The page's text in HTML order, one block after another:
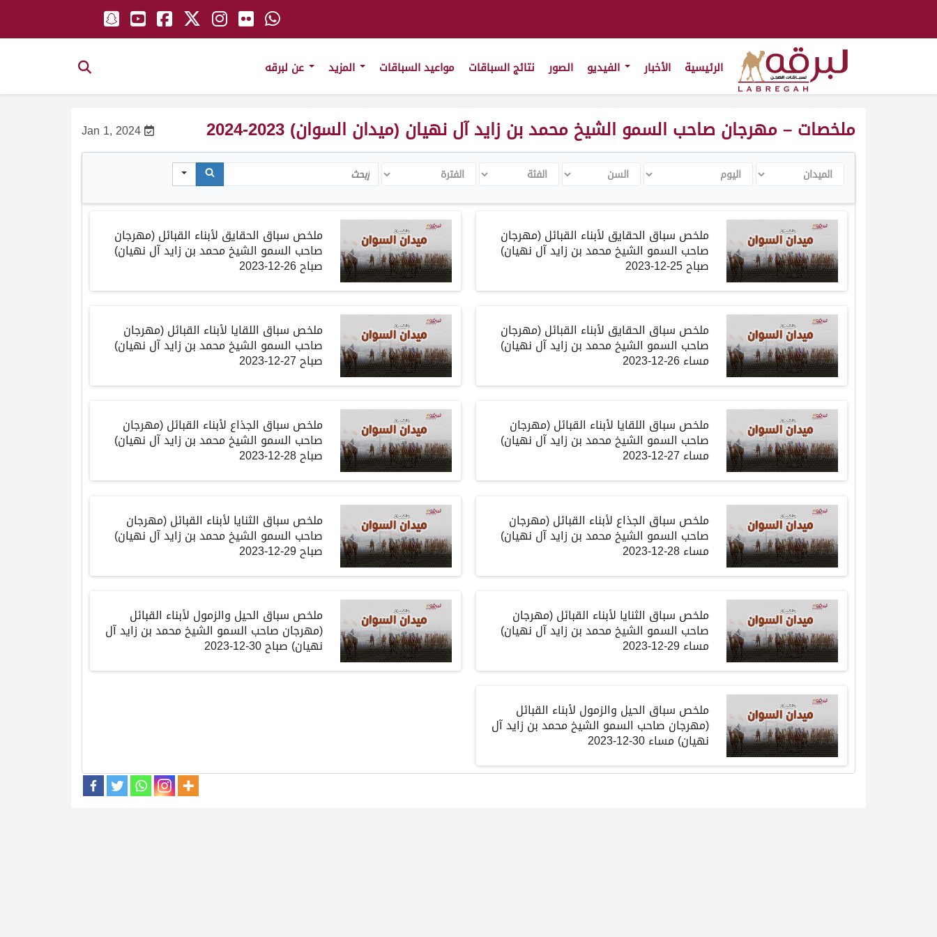
الرئيسية الأخبار الصور نتائج السباقات مواعيد السباقات
Jan 1, 2024 ملخصات – مهرجان صاحب السمو الشيخ محمد بن زايد آل نهيان (ميدان السوان) 2023-2024
الميدان اليوم السن الفئة الفترة Search
ملخص سباق الحقايق لأبناء القبائل(مهرجان
صاحب السمو الشيخمحمدبن زايدآل نهيان)
صباح25-12-2023
ملخص سباق الحقايق لأبناء القبائل(مهرجان
صاحب السمو الشيخمحمدبن زايدآل نهيان)
صباح26-12-2023
ملخص سباق الحقايق لأبناء القبائل(مهرجان
صاحب السمو الشيخمحمدبن زايدآل نهيان)
مساء26-12-2023
ملخص سباق اللقايا لأبناء القبائل(مهرجان
صاحب السمو الشيخمحمدبن زايدآل نهيان)
صباح27-12-2023
ملخص سباق اللقايا لأبناء القبائل(مهرجان
صاحب السمو الشيخمحمدبن زايدآل نهيان)
مساء 27-12-2023
ملخص سباق الجذاع لأبناء القبائل(مهرجان
صاحب السمو الشيخمحمدبن زايدآل نهيان)
صباح28-12-2023
ملخص سباق الجذاع لأبناء القبائل(مهرجان
صاحب السمو الشيخمحمدبن زايدآل نهيان)
مساء28-12-2023
ملخص سباق الثنايا لأبناء القبائل(مهرجان
صاحب السمو الشيخمحمدبن زايدآل نهيان)
صباح29-12-2023
ملخص سباق الثنايا لأبناء القبائل(مهرجان
صاحب السمو الشيخمحمدبن زايدآل نهيان)
مساء29-12-2023
ملخص سباق الحيل والزمول لأبناء القبائل
(مهرجان صاحب السمو الشيخمحمدبن زايدآل
نهيان) صباح30-12-2023
ملخص سباق الحيل والزمول لأبناء القبائل
(مهرجان صاحب السمو الشيخمحمدبن زايدآل
نهيان)مساء30-12-2023